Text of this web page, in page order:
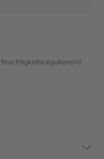
feuchtigkeitsregulierend